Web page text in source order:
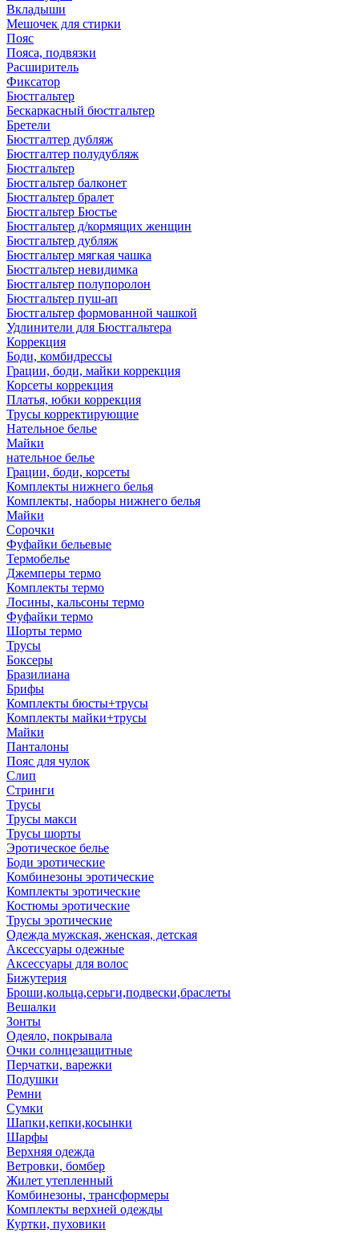
Вкладыши
Мешочек для стирки
Пояс
Пояса, подвязки
Расширитель
Фиксатор
Бюстгальтер
Бескаркасный бюстгальтер
Бретели
Бюстгалтер дубляж
Бюстгалтер полудубляж
Бюстгальтер
Бюстгальтер балконет
Бюстгальтер бралет
Бюстгальтер Бюстье
Бюстгальтер д/кормящих женщин
Бюстгальтер дубляж
Бюстгальтер мягкая чашка
Бюстгальтер невидимка
Бюстгальтер полупоролон
Бюстгальтер пуш-ап
Бюстгальтер формованной чашкой
Удлинители для Бюстгальтера
Коррекция
Боди, комбидрессы
Грации, боди, майки коррекция
Корсеты коррекция
Платья, юбки коррекция
Трусы корректирующие
Нательное белье
Майки
нательное белье
Грации, боди, корсеты
Комплекты нижнего белья
Комплекты, наборы нижнего белья
Майки
Сорочки
Фуфайки бельевые
Термобелье
Джемперы термо
Комплекты термо
Лосины, кальсоны термо
Фуфайки термо
Шорты термо
Трусы
Боксеры
Бразилиана
Брифы
Комплекты бюсты+трусы
Комплекты майки+трусы
Майки
Панталоны
Пояс для чулок
Слип
Стринги
Трусы
Трусы макси
Трусы шорты
Эротическое белье
Боди эротические
Комбинезоны эротические
Комплекты эротические
Костюмы эротические
Трусы эротические
Одежда мужская, женская, детская
Аксессуары одежные
Аксессуары для волос
Бижутерия
Броши,кольца,серьги,подвески,браслеты
Вешалки
Зонты
Одеяло, покрывала
Очки солнцезащитные
Перчатки, варежки
Подушки
Ремни
Сумки
Шапки,кепки,косынки
Шарфы
Верхняя одежда
Ветровки, бомбер
Жилет утепленный
Комбинезоны, трансформеры
Комплекты верхней одежды
Куртки, пуховики